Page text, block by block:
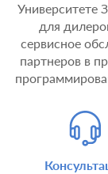
Университете
для
сервисное
партнеров в